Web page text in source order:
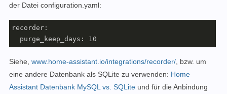
der Datei configuration.yaml:
recorder:
  purge_keep_days: 10
Siehe, www.home-assistant.io/integrations/recorder/ , bzw. um
eine andere Datenbank als SQLite zu verwenden: Home
Assistant Datenbank MySQL vs. SQLite und für die Anbindung